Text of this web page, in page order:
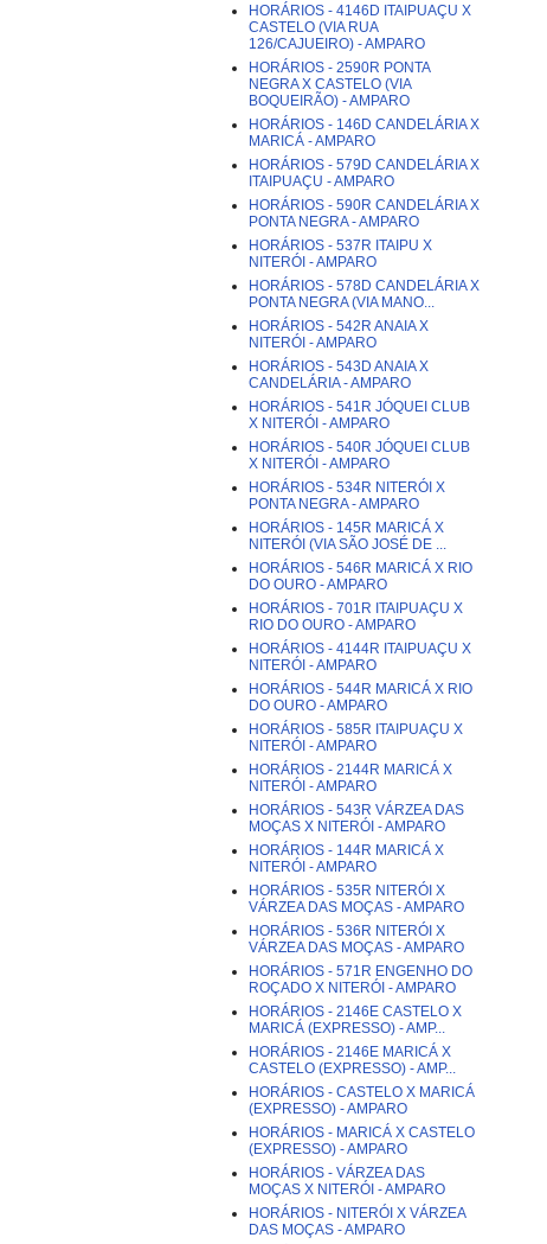
HORÁRIOS - 4146D ITAIPUAÇU X
CASTELO (VIA RUA
126/CAJUEIRO) - AMPARO
HORÁRIOS - 2590R PONTA
NEGRA X CASTELO (VIA
BOQUEIRÃO) - AMPARO
HORÁRIOS - 146D CANDELÁRIA X
MARICÁ - AMPARO
HORÁRIOS - 579D CANDELÁRIA X
ITAIPUAÇU - AMPARO
HORÁRIOS - 590R CANDELÁRIA X
PONTA NEGRA - AMPARO
HORÁRIOS - 537R ITAIPU X
NITERÓI - AMPARO
HORÁRIOS - 578D CANDELÁRIA X
PONTA NEGRA (VIA MANO...
HORÁRIOS - 542R ANAIA X
NITERÓI - AMPARO
HORÁRIOS - 543D ANAIA X
CANDELÁRIA - AMPARO
HORÁRIOS - 541R JÓQUEI CLUB
X NITERÓI - AMPARO
HORÁRIOS - 540R JÓQUEI CLUB
X NITERÓI - AMPARO
HORÁRIOS - 534R NITERÓI X
PONTA NEGRA - AMPARO
HORÁRIOS - 145R MARICÁ X
NITERÓI (VIA SÃO JOSÉ DE ...
HORÁRIOS - 546R MARICÁ X RIO
DO OURO - AMPARO
HORÁRIOS - 701R ITAIPUAÇU X
RIO DO OURO - AMPARO
HORÁRIOS - 4144R ITAIPUAÇU X
NITERÓI - AMPARO
HORÁRIOS - 544R MARICÁ X RIO
DO OURO - AMPARO
HORÁRIOS - 585R ITAIPUAÇU X
NITERÓI - AMPARO
HORÁRIOS - 2144R MARICÁ X
NITERÓI - AMPARO
HORÁRIOS - 543R VÁRZEA DAS
MOÇAS X NITERÓI - AMPARO
HORÁRIOS - 144R MARICÁ X
NITERÓI - AMPARO
HORÁRIOS - 535R NITERÓI X
VÁRZEA DAS MOÇAS - AMPARO
HORÁRIOS - 536R NITERÓI X
VÁRZEA DAS MOÇAS - AMPARO
HORÁRIOS - 571R ENGENHO DO
ROÇADO X NITERÓI - AMPARO
HORÁRIOS - 2146E CASTELO X
MARICÁ (EXPRESSO) - AMP...
HORÁRIOS - 2146E MARICÁ X
CASTELO (EXPRESSO) - AMP...
HORÁRIOS - CASTELO X MARICÁ
(EXPRESSO) - AMPARO
HORÁRIOS - MARICÁ X CASTELO
(EXPRESSO) - AMPARO
HORÁRIOS - VÁRZEA DAS
MOÇAS X NITERÓI - AMPARO
HORÁRIOS - NITERÓI X VÁRZEA
DAS MOÇAS - AMPARO